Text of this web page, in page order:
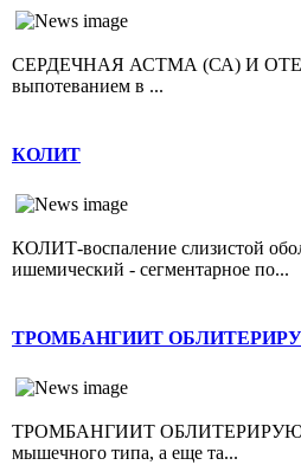
СЕРДЕЧНАЯ АСТМА (СА) И ОТЕК
выпотеванием в ...
КОЛИТ
КОЛИТ-воспаление слизистой
ишемический - сегментарное по...
ТРОМБАНГИИТ
ТРОМБАНГИИТ ОБЛИТЕРИРУЮЩИЙ -
мышечного типа, а еще та...